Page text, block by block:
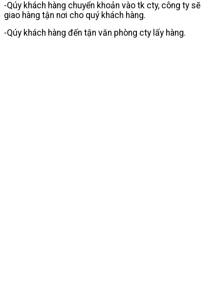
-Qúy khách hàng chuyển khoản vào tk cty, công ty sẽ
giao hàng tận nơi cho quý khách hàng.
-Qúy khách hàng đến tận văn phòng cty lấy hàng.